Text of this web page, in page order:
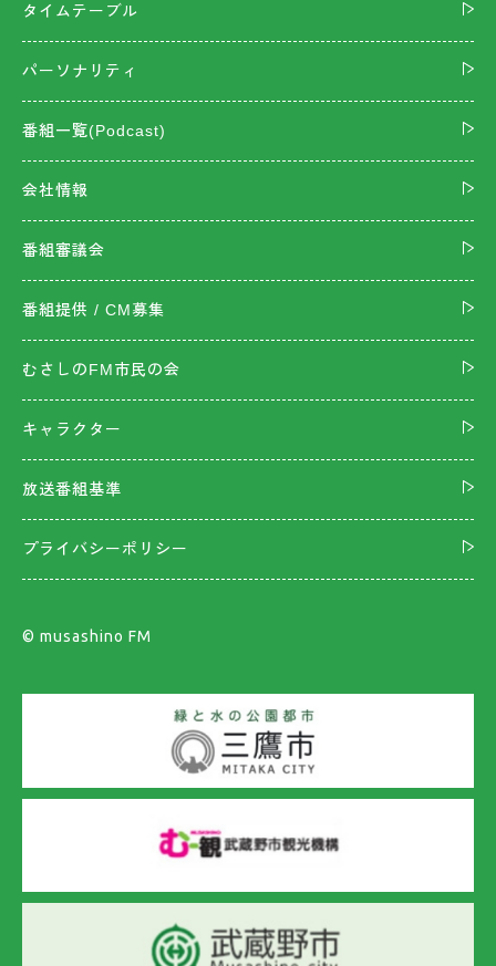
タイムテーブル
パーソナリティ
番組一覧(Podcast)
会社情報
番組審議会
番組提供 / CM募集
むさしのFM市民の会
キャラクター
放送番組基準
プライバシーポリシー
©︎ musashino FM